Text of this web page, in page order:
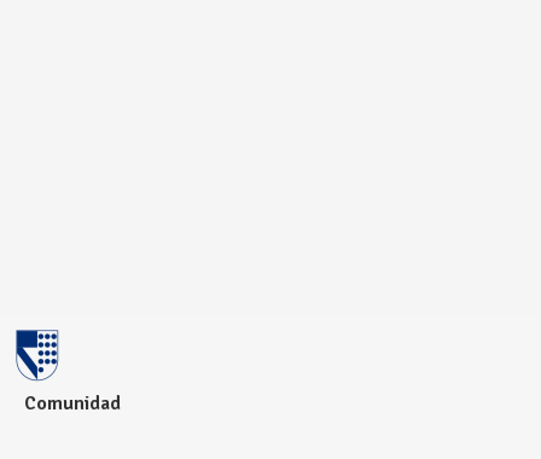
Comunidad